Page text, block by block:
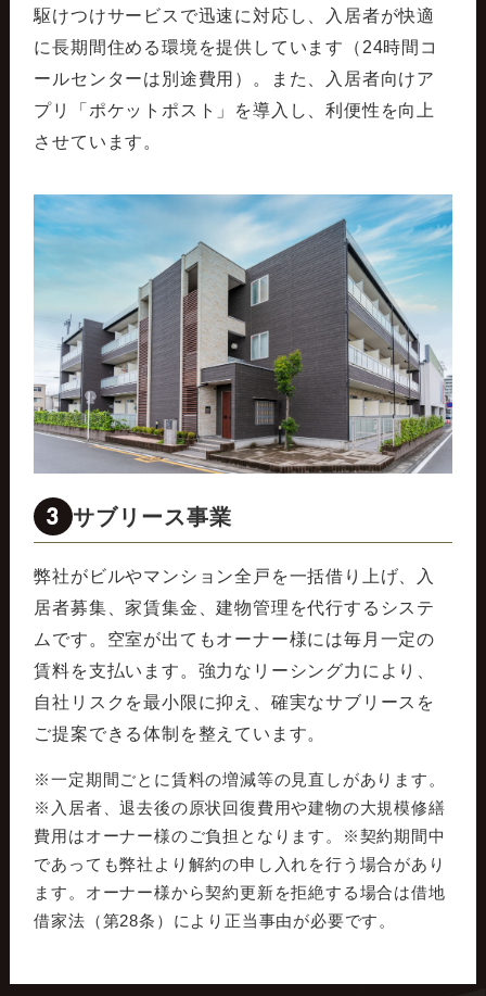
駆けつけサービスで迅速に対応し、入居者が快適
に長期間住める環境を提供しています（24時間コ
ールセンターは別途費用）。また、入居者向けア
プリ「ポケットポスト」を導入し、利便性を向上
させています。
3 サブリース事業
弊社がビルやマンション全戸を一括借り上げ、入
居者募集、家賃集金、建物管理を代行するシステ
ムです。空室が出てもオーナー様には毎月一定の
賃料を支払います。強力なリーシング力により、
自社リスクを最小限に抑え、確実なサブリースを
ご提案できる体制を整えています。
※一定期間ごとに賃料の増減等の見直しがあります。
※入居者、退去後の原状回復費用や建物の大規模修繕
費用はオーナー様のご負担となります。※契約期間中
であっても弊社より解約の申し入れを行う場合があり
ます。オーナー様から契約更新を拒絶する場合は借地
借家法（第28条）により正当事由が必要です。